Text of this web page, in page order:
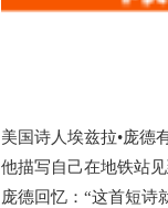
美国诗人埃兹拉•庞德
他描写自己在地铁站
庞德回忆：“这首短诗